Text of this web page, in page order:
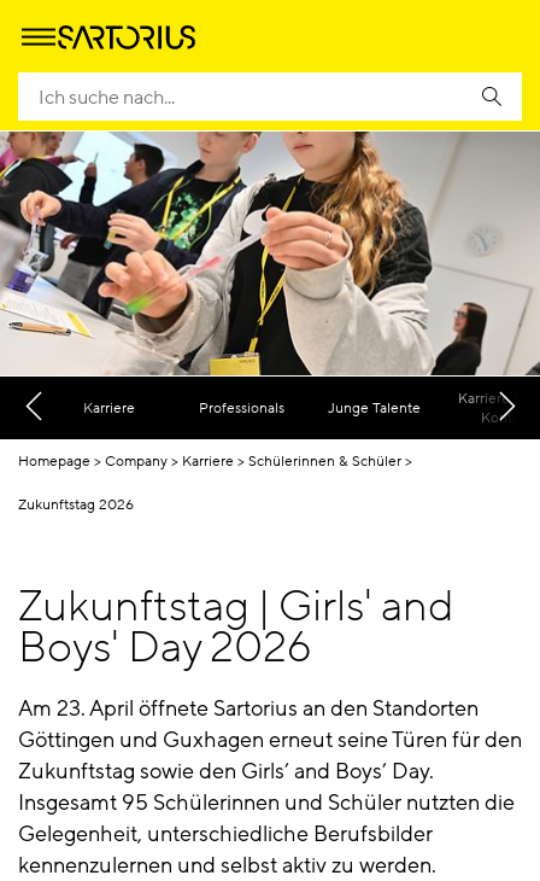
Karriere Professionals Junge Talente
Karriere
Kontakt
Homepage Company Karriere Schülerinnen & Schüler
Zukunftstag 2026
Zukunftstag | Girls' and
Boys' Day 2026
Am 23. April öffnete Sartorius an den Standorten
Göttingen und Guxhagen erneut seine Türen für den
Zukunftstag sowie den Girls’ and Boys’ Day.
Insgesamt 95 Schülerinnen und Schüler nutzten die
Gelegenheit, unterschiedliche Berufsbilder
kennenzulernen und selbst aktiv zu werden.